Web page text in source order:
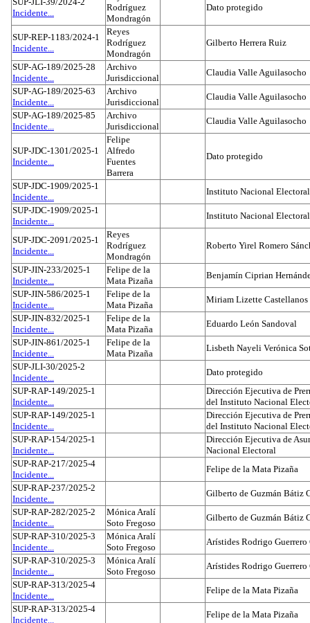
Incidente...
Rodríguez
Mondragón
Dato protegido
SUP-REP-1183/2024-1
Incidente...
Reyes
Rodríguez
Mondragón
Gilberto Herrera Ruiz
SUP-AG-189/2025-28
Incidente...
Archivo
Jurisdiccional
Claudia Valle Aguilasocho
SUP-AG-189/2025-63
Incidente...
Archivo
Jurisdiccional
Claudia Valle Aguilasocho
SUP-AG-189/2025-85
Incidente...
Archivo
Jurisdiccional
Claudia Valle Aguilasocho
SUP-JDC-1301/2025-1
Incidente...
Felipe
Alfredo
Fuentes
Barrera
Dato protegido
SUP-JDC-1909/2025-1
Incidente...
Instituto Nacional Electoral
SUP-JDC-1909/2025-1
Incidente...
Instituto Nacional Electoral
SUP-JDC-2091/2025-1
Incidente...
Reyes
Rodríguez
Mondragón
Roberto Yirel Romero
SUP-JIN-233/2025-1
Incidente...
Felipe de la
Mata Pizaña
Benjamín Ciprian
SUP-JIN-586/2025-1
Incidente...
Felipe de la
Mata Pizaña
Miriam Lizette Castellanos
SUP-JIN-832/2025-1
Incidente...
Felipe de la
Mata Pizaña
Eduardo León Sandoval
SUP-JIN-861/2025-1
Incidente...
Felipe de la
Mata Pizaña
Lisbeth Nayeli Verónica
SUP-JLI-30/2025-2
Incidente...
Dato protegido
SUP-RAP-149/2025-1
Incidente...
Dirección Ejecutiva de
del Instituto Nacional
SUP-RAP-149/2025-1
Incidente...
Dirección Ejecutiva de
del Instituto Nacional
SUP-RAP-154/2025-1
Incidente...
Dirección Ejecutiva de
Nacional Electoral
SUP-RAP-217/2025-4
Incidente...
Felipe de la Mata Pizaña
SUP-RAP-237/2025-2
Incidente...
Gilberto de Guzmán Bátiz
SUP-RAP-282/2025-2
Incidente...
Mónica Aralí
Soto Fregoso
Gilberto de Guzmán Bátiz
SUP-RAP-310/2025-3
Incidente...
Mónica Aralí
Soto Fregoso
Arístides Rodrigo Guerrero
SUP-RAP-310/2025-3
Incidente...
Mónica Aralí
Soto Fregoso
Arístides Rodrigo Guerrero
SUP-RAP-313/2025-4
Incidente...
Felipe de la Mata Pizaña
SUP-RAP-313/2025-4
Incidente...
Felipe de la Mata Pizaña